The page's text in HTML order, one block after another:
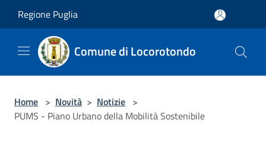
Regione Puglia
Comune di Locorotondo
Home > Novità > Notizie >
PUMS - Piano Urbano della Mobilità Sostenibile